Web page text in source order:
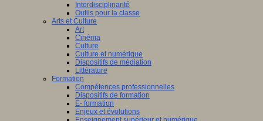
Interdisciplinarité
Outils pour la classe
Arts et Culture
Art
Cinéma
Culture
Culture et numérique
Dispositifs de médiation
Littérature
Formation
Compétences professionnelles
Dispositifs de formation
E- formation
Enjeux et évolutions